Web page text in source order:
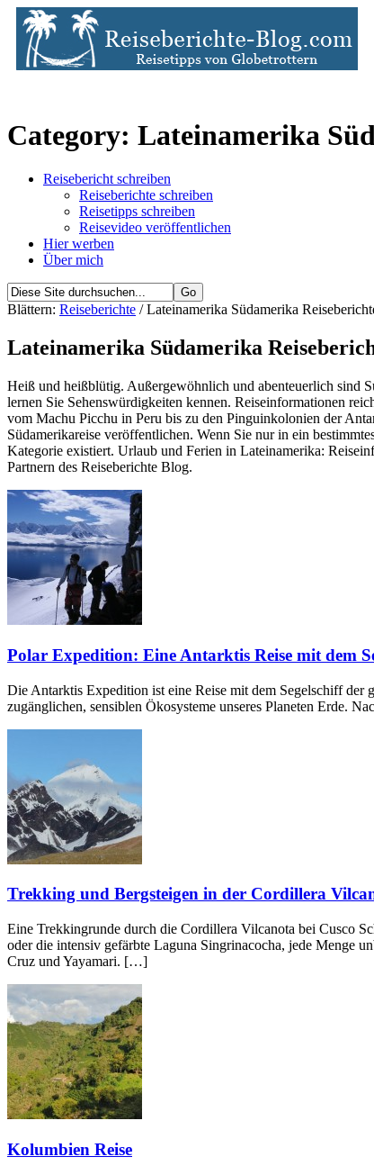
Category: Lateinamerika
Reisebericht schreiben
Reiseberichte schreiben
Reisetipps schreiben
Reisevideo veröffentlichen
Hier werben
Über mich
Blättern: Reiseberichte / Lateinamerika Südamerika
Lateinamerika Südamerika
Heiß und heißblütig. Außergewöhnlich und abenteuerlich sind
lernen Sie Sehenswürdigkeiten kennen. Reiseinformationen
vom Machu Picchu in Peru bis zu den Pinguinkolonien der
Südamerikareise veröffentlichen. Wenn Sie nur in ein
Kategorie existiert. Urlaub und Ferien in Lateinamerika:
Partnern des Reiseberichte Blog.
Polar Expedition: Eine Antarktis Reise mit dem
Die Antarktis Expedition ist eine Reise mit dem Segelschiff der
zugänglichen, sensiblen Ökosysteme unseres Planeten Erde.
Trekking und Bergsteigen in der Cordillera
Eine Trekkingrunde durch die Cordillera Vilcanota bei Cusco
oder die intensiv gefärbte Laguna Singrinacocha, jede Menge
Cruz und Yayamari. […]
Kolumbien Reise